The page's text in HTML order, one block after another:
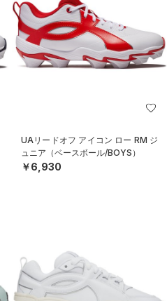
UAリードオフ アイコン ロー RM ジ
ュニア（ベースボール/BOYS）
￥6,930